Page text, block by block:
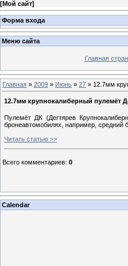
[Мой сайт]
Форма входа
Меню сайта
Главная
Главная » 2009 » Июнь » 27 » 12.7мм
12.7мм крупнокалиберный пулемёт
Пулемёт ДК (Дегтярев
бронеавтомобилях, например, средний
Читать статью >>
Всего комментариев: 0
Calendar